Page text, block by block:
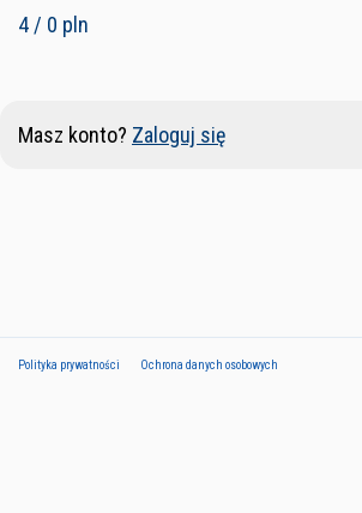
4 / 0 pln
Masz konto? Zaloguj się
Polityka prywatności Ochrona danych osobowych